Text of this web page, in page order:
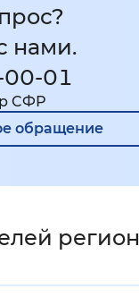
нами.
01
CФР
обращение